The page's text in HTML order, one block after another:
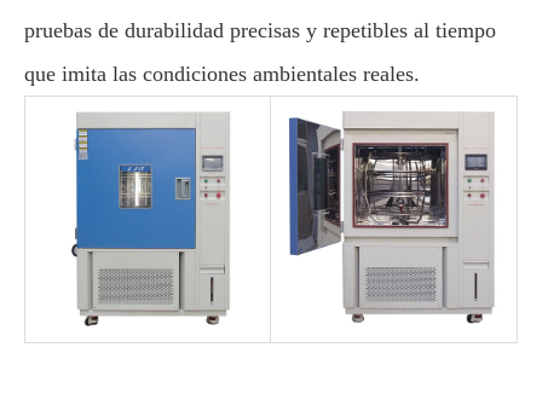
pruebas de durabilidad precisas y repetibles al tiempo
que imita las condiciones ambientales reales.